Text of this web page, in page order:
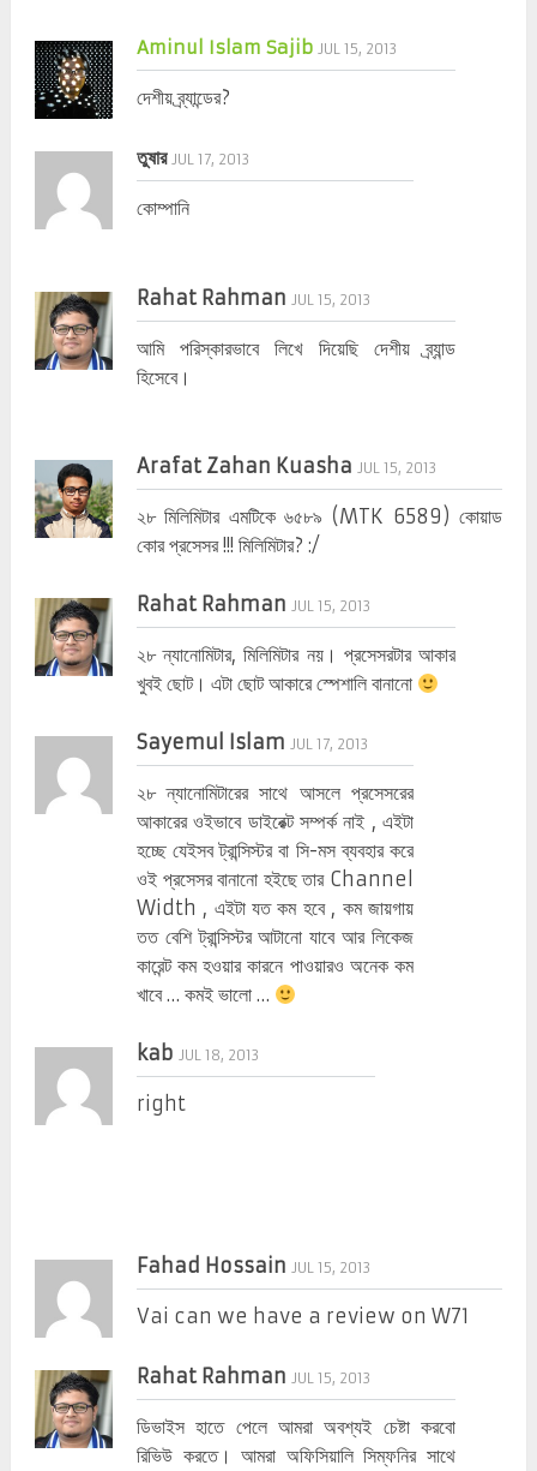
Aminul Islam Sajib JUL 15, 2013
দেশীয় ব্র্যান্ডের?
তুষার JUL 17, 2013
কোম্পানি
Rahat Rahman JUL 15, 2013
আমি পরিস্কারভাবে লিখে দিয়েছি দেশীয় ব্র্যান্ড
হিসেবে।
Arafat Zahan Kuasha JUL 15, 2013
২৮ মিলিমিটার এমটিকে ৬৫৮৯ (MTK 6589) কোয়াড
কোর প্রসেসর !!! মিলিমিটার? :/
Rahat Rahman JUL 15, 2013
২৮ ন্যানোমিটার, মিলিমিটার নয়। প্রসেসরটার আকার
খুবই ছোট। এটা ছোট আকারে স্পেশালি বানানো
Sayemul Islam JUL 17, 2013
২৮ ন্যানোমিটারের সাথে আসলে প্রসেসরের
আকারের ওইভাবে ডাইরেক্ট সম্পর্ক নাই , এইটা
হচ্ছে যেইসব ট্রান্সিস্টর বা সি-মস ব্যবহার করে
ওই প্রসেসর বানানো হইছে তার Channel
Width , এইটা যত কম হবে , কম জায়গায়
তত বেশি ট্রান্সিস্টর আটানো যাবে আর লিকেজ
কারেন্ট কম হওয়ার কারনে পাওয়ারও অনেক কম
খাবে … কমই ভালো …
kab JUL 18, 2013
right
Fahad Hossain JUL 15, 2013
Vai can we have a review on W71
Rahat Rahman JUL 15, 2013
ডিভাইস হাতে পেলে আমরা অবশ্যই চেষ্টা করবো
রিভিউ করতে। আমরা অফিসিয়ালি সিম্ফনির সাথে